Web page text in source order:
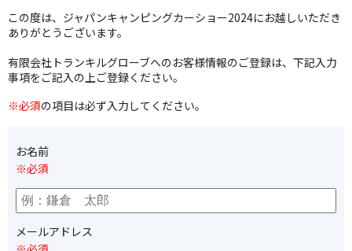
この度は、ジャパンキャンピングカーショー2024にお越しいただき
ありがとうございます。
有限会社トランキルグローブへのお客様情報のご登録は、下記入力
事項をご記入の上ご登録ください。
※必須の項目は必ず入力してください。
お名前
※必須
メールアドレス